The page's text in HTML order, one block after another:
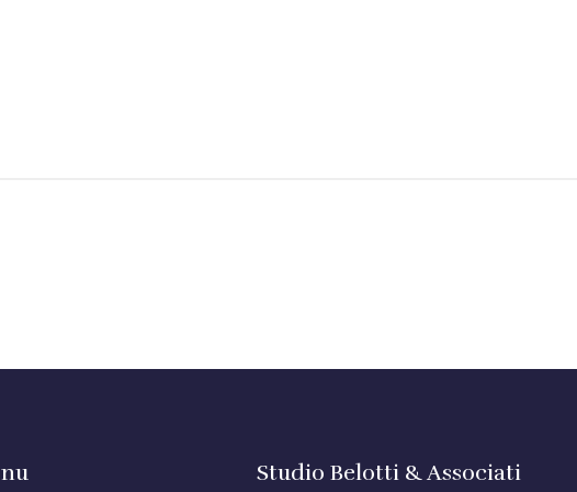
Studio Belotti & Associati